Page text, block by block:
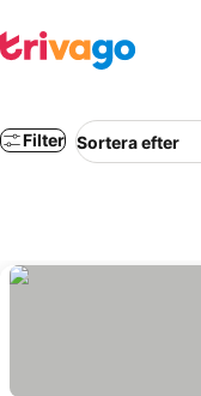
Filter Sortera efter